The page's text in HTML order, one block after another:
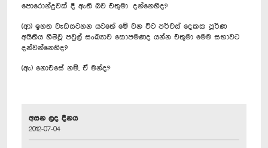
පොරොන්දුවක් දී ඇති බව එතුමා දන්නෙහිද?
(ආ) ඉහත වැඩසටහන යටතේ මේ වන විට පර්චස් දෙකක පූර්ණ
අයිතිය හිමිවූ පවුල් සංඛ්‍යාව කොපමණද යන්න එතුමා මෙම සභාවට
දන්වන්නෙහිද?
(ඇ) නොඑසේ නම්, ඒ මන්ද?
අසන ලද දිනය
2012-07-04